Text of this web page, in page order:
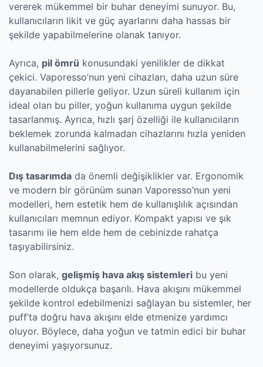
vererek mükemmel bir buhar deneyimi sunuyor. Bu,
kullanıcıların likit ve güç ayarlarını daha hassas bir
şekilde yapabilmelerine olanak tanıyor.
Ayrıca, pil ömrü konusundaki yenilikler de dikkat
çekici. Vaporesso’nun yeni cihazları, daha uzun süre
dayanabilen pillerle geliyor. Uzun süreli kullanım için
ideal olan bu piller, yoğun kullanıma uygun şekilde
tasarlanmış. Ayrıca, hızlı şarj özelliği ile kullanıcıların
beklemek zorunda kalmadan cihazlarını hızla yeniden
kullanabilmelerini sağlıyor.
Dış tasarımda da önemli değişiklikler var. Ergonomik
ve modern bir görünüm sunan Vaporesso’nun yeni
modelleri, hem estetik hem de kullanışlılık açısından
kullanıcıları memnun ediyor. Kompakt yapısı ve şık
tasarımı ile hem elde hem de cebinizde rahatça
taşıyabilirsiniz.
Son olarak, gelişmiş hava akış sistemleri bu yeni
modellerde oldukça başarılı. Hava akışını mükemmel
şekilde kontrol edebilmenizi sağlayan bu sistemler, her
puff’ta doğru hava akışını elde etmenize yardımcı
oluyor. Böylece, daha yoğun ve tatmin edici bir buhar
deneyimi yaşıyorsunuz.